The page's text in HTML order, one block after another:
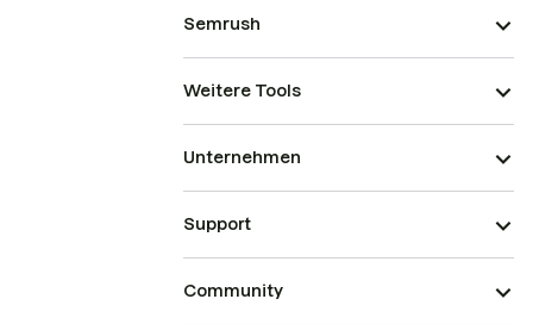
Semrush
Weitere Tools
Unternehmen
Support
Community